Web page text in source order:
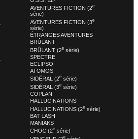
AVENTURES FICTION (2e
série)
AVENTURES FICTION (3e
série)
ÉTRANGES AVENTURES
BRÛLANT
BRÛLANT (2esérie)
SPECTRE
ECLIPSO
ATOMOS
SIDÉRAL (2esérie)
SIDÉRAL (3esérie)
COPLAN
HALLUCINATIONS
HALLUCINATIONS (2esérie)
BAT LASH
MANIAKS
CHOC (2esérie)
e